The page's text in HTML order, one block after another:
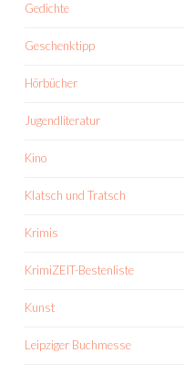
Gedichte
Geschenktipp
Hörbücher
Jugendliteratur
Kino
Klatsch und Tratsch
Krimis
KrimiZEIT-Bestenliste
Kunst
Leipziger Buchmesse